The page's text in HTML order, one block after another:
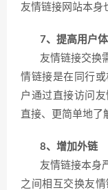
友情链接网站本身
7、提高用户
友情链接交换需
情链接是在同行
户通过直接访问
直接、更简单地了
8、增加外链
友情链接本身严
之间相互交换友